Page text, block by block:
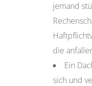
jemand
die
Ein
sich und